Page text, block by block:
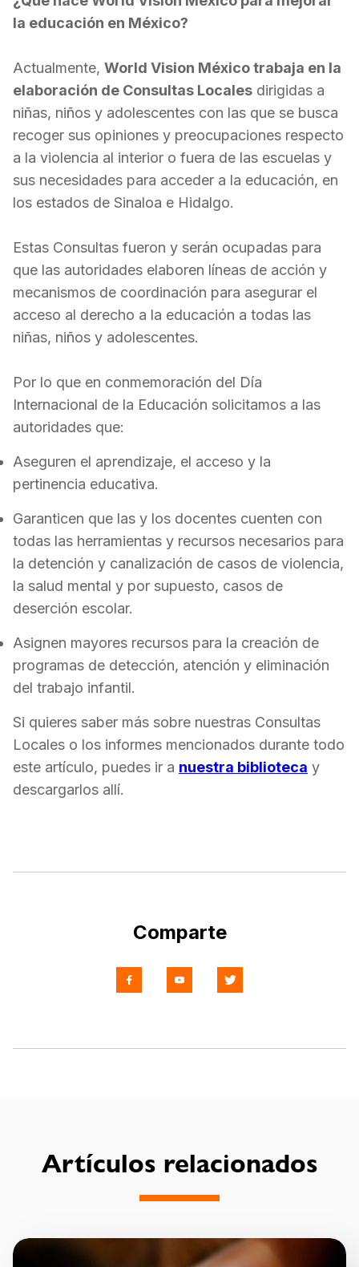
la educación en México?
Actualmente, World Vision México trabaja en la
elaboración de Consultas Locales dirigidas a
niñas, niños y adolescentes con las que se busca
recoger sus opiniones y preocupaciones respecto
a la violencia al interior o fuera de las escuelas y
sus necesidades para acceder a la educación, en
los estados de Sinaloa e Hidalgo.
Estas Consultas fueron y serán ocupadas para
que las autoridades elaboren líneas de acción y
mecanismos de coordinación para asegurar el
acceso al derecho a la educación a todas las
niñas, niños y adolescentes.
Por lo que en conmemoración del Día
Internacional de la Educación solicitamos a las
autoridades que:
Aseguren el aprendizaje, el acceso y la
pertinencia educativa.
Garanticen que las y los docentes cuenten con
todas las herramientas y recursos necesarios para
la detención y canalización de casos de violencia,
la salud mental y por supuesto, casos de
deserción escolar.
Asignen mayores recursos para la creación de
programas de detección, atención y eliminación
del trabajo infantil.
Si quieres saber más sobre nuestras Consultas
Locales o los informes mencionados durante todo
este artículo, puedes ir a nuestra biblioteca y
descargarlos allí.
Comparte
Artículos relacionados